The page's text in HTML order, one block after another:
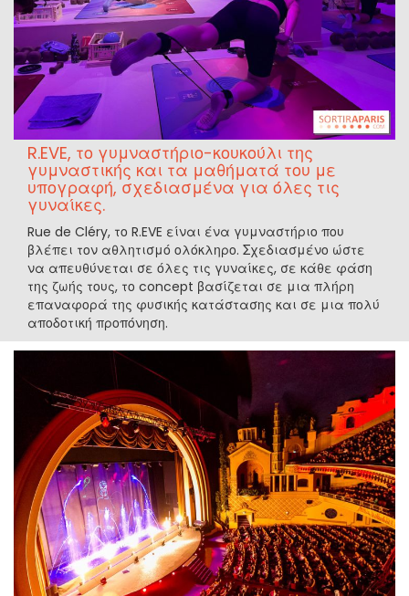
R.EVE, το γυμναστήριο-κουκούλι της
γυμναστικής και τα μαθήματά του με
υπογραφή, σχεδιασμένα για όλες τις
γυναίκες.
Rue de Cléry, το R.EVE είναι ένα γυμναστήριο που
βλέπει τον αθλητισμό ολόκληρο. Σχεδιασμένο ώστε
να απευθύνεται σε όλες τις γυναίκες, σε κάθε φάση
της ζωής τους, το concept βασίζεται σε μια πλήρη
επαναφορά της φυσικής κατάστασης και σε μια πολύ
αποδοτική προπόνηση.